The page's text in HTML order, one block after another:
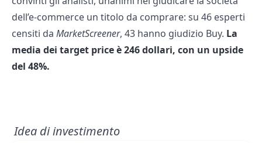
dell’e-commerce un titolo da comprare: su 46 esperti
censiti da MarketScreener, 43 hanno giudizio Buy. La
media dei target price è 246 dollari, con un upside
del 48%.
Idea di investimento